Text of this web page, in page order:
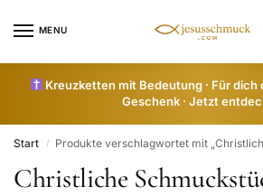
MENU
Kreuzketten mit Bedeutung · Für dich
Geschenk · Jetzt
Start / Produkte verschlagwortet mit
Christliche